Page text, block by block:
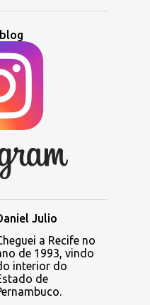
Julio
a Recife no
de 1993, vindo
interior do
de